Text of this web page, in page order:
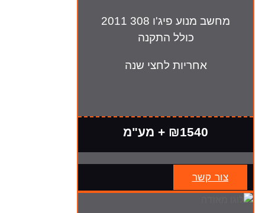
מחשב מנוע פיג'ו 308 2011
כולל התקנה
אחריות לחצי שנה
₪1540 + מע"מ
צור קשר